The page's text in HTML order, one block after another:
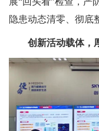
隐患动态清零、彻底
创新活动载体，